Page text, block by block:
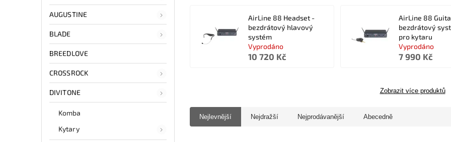
AUGUSTINE
BLADE
BREEDLOVE
CROSSROCK
DIVITONE
Komba
Kytary
AirLine 88 Headset -
bezdrátový hlavový
systém
Vyprodáno
10 720 Kč
AirLine 88
bezdrátový
pro kytaru
Vyprodáno
7 990 Kč
Zobrazit více produktů
Nejlevnější Nejdražší Nejprodávanější Abecedně